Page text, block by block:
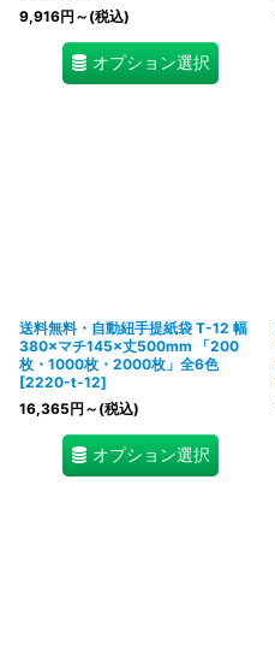
9,916円 ～ (税込)
オプション選択
送料無料・自動紐手提紙袋 T-12 幅
380×マチ145×丈500mm 「200
枚・1000枚・2000枚」全6色
[2220-t-12]
16,365円 ～ (税込)
オプション選択